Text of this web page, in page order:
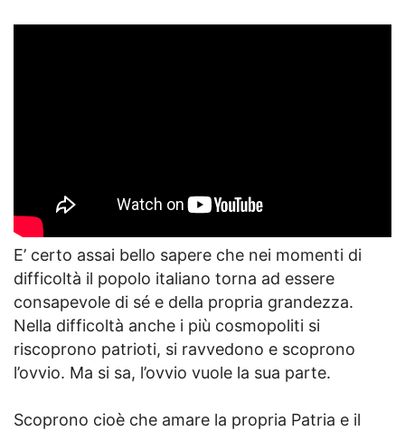
E’ certo assai bello sapere che nei momenti di
difficoltà il popolo italiano torna ad essere
consapevole di sé e della propria grandezza.
Nella difficoltà anche i più cosmopoliti si
riscoprono patrioti, si ravvedono e scoprono
l’ovvio. Ma si sa, l’ovvio vuole la sua parte.
Scoprono cioè che amare la propria Patria e il